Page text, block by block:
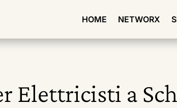
HOME NETWORX
Elettricisti a